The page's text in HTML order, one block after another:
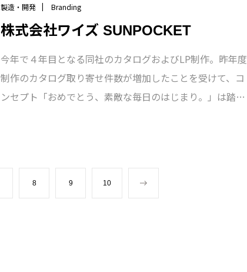
製造・開発 Branding
株式会社ワイズ SUNPOCKET
今年で４年目となる同社のカタログおよびLP制作。昨年度
制作のカタログ取り寄せ件数が増加したことを受けて、コ
ンセプト「おめでとう、素敵な毎日のはじまり。」は踏襲
が見えるコミュニケーションツールに仕上げています。
8 9 10